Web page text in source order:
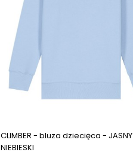
CLIMBER - bluza dziecięca - JASNY
NIEBIESKI